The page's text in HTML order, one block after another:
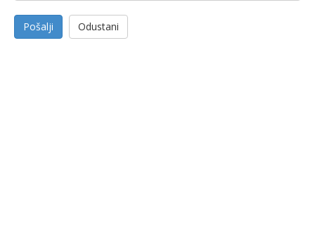
Pošalji Odustani